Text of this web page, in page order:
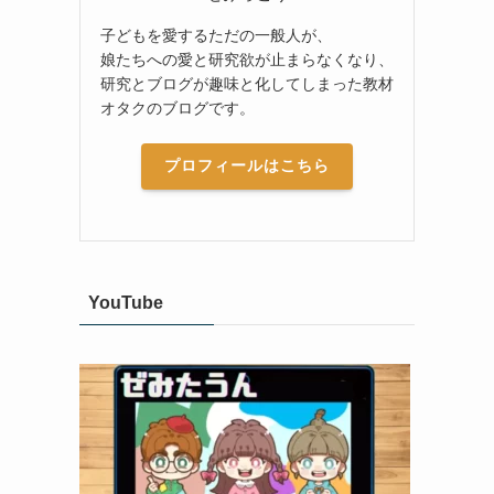
子どもを愛するただの一般人が、
娘たちへの愛と研究欲が止まらなくなり、
研究とブログが趣味と化してしまった教材
オタクのブログです。
プロフィールはこちら
YouTube